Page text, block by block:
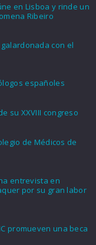
en Lisboa y rinde un
Ribeiro
con el
españoles
su XXVIII congreso
de Médicos de
entrevista en
por su gran labor
promueven una beca